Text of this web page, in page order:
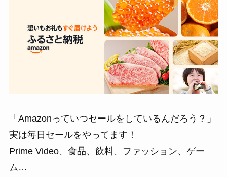
「Amazonっていつセールをしているんだろう？」
実は毎日セールをやってます！
Prime Video、食品、飲料、ファッション、ゲー
ム…